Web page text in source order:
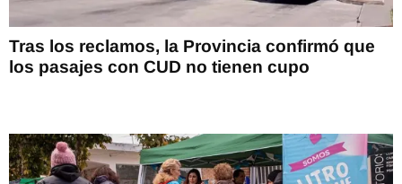
Tras los reclamos, la Provincia confirmó que
los pasajes con CUD no tienen cupo